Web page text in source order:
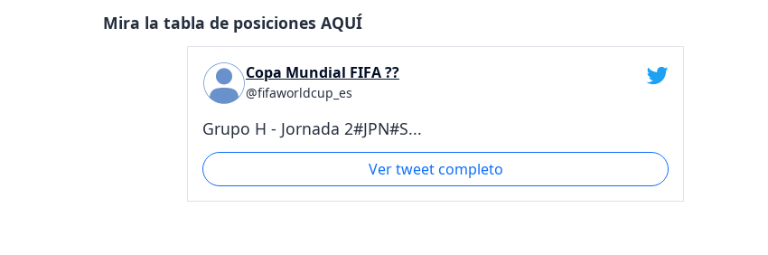
Mira la tabla de posiciones AQUÍ
Copa Mundial FIFA ??
@fifaworldcup_es
Grupo H - Jornada 2#JPN#S...
Ver tweet completo